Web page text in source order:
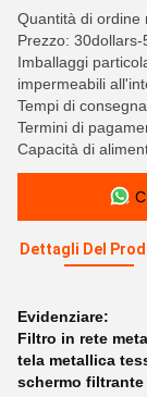
Quantità di ordine
Prezzo:
Imballaggi
impermeabili
Tempi di
Termini di
Capacità di
Dettagli Del
Evidenziare:
Filtro in rete
tela metallica
schermo